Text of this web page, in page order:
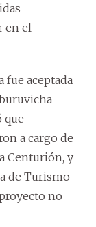
en el
fue aceptada
que
a cargo de
Centurión, y
de Turismo
no